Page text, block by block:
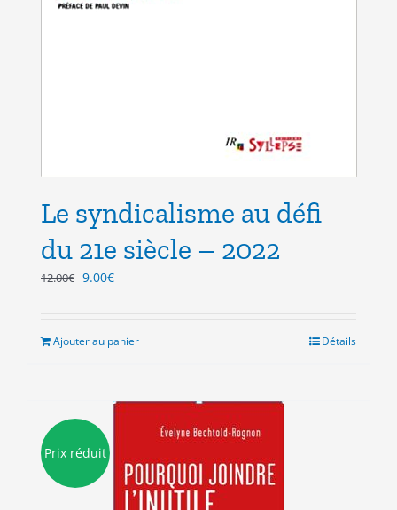
Le syndicalisme au défi
du 21e siècle – 2022
12.00€ Le
9.00€Le
est :
Ajouter au panier Détails
Prix réduit